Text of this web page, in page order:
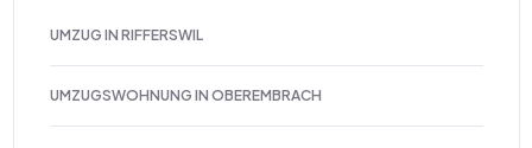
UMZUG IN RIFFERSWIL
UMZUGSWOHNUNG IN OBEREMBRACH